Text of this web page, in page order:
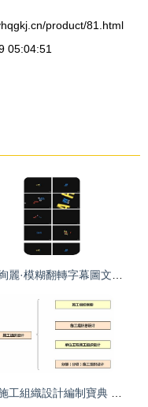
product/81.html
05:04:51